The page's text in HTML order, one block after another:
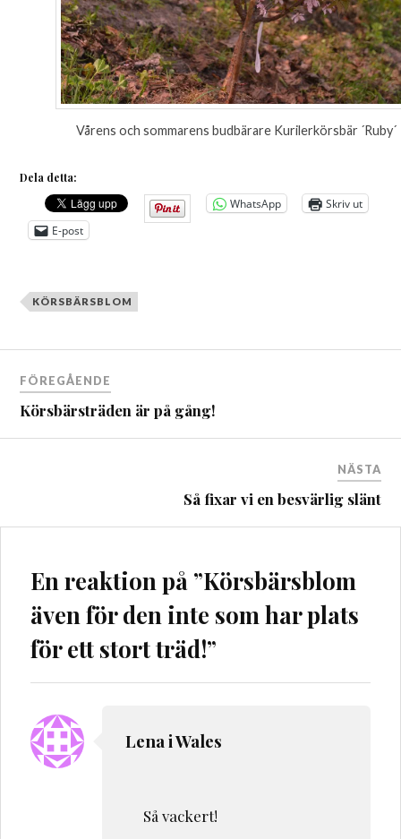
Vårens och sommarens budbärare Kurilerkörsbär ´Ruby´
Dela detta:
WhatsApp
Skriv ut
E-post
KÖRSBÄRSBLOM
Inläggsnavigering
FÖREGÅENDE
Körsbärsträden är på gång!
NÄSTA
Så fixar vi en besvärlig slänt
En reaktion på ”Körsbärsblom
även för den inte som har plats
för ett stort träd!”
Lena i Wales
Så vackert!